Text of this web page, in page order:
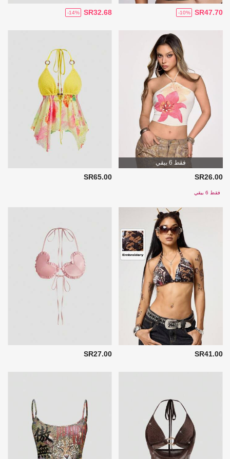
SR47.70
-10%
SR32.68
-14%
فقط 6 بيقي
SR26.00
فقط 6 بيقي
SR65.00
SR41.00
SR27.00